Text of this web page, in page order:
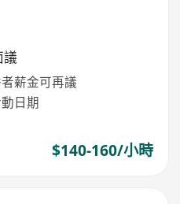
薪金可再議
日期
$140-160/小時